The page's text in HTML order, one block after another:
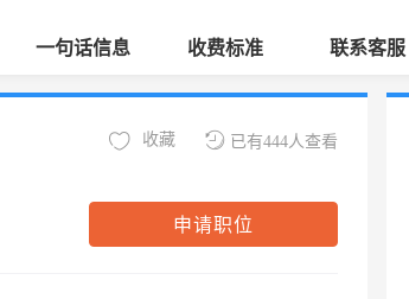
一句话信息 收费标准 联系客服
已有444人查看
收藏
申请职位